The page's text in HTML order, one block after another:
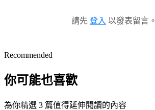
請先 登入 以發表留言。
Recommended
你可能也喜歡
為你精選 3 篇值得延伸閱讀的內容